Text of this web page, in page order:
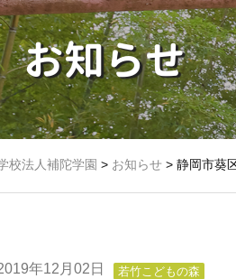
お知らせ
校法人補陀学園 > お知らせ > 静岡市葵
年12月02日 若竹こどもの森